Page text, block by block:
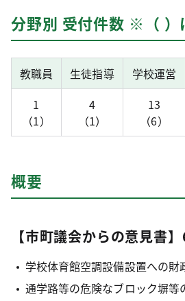
分野別 受付件数 ※（ ）
教職員 生徒指導 学校運営
1
（1）
4
（1）
13
（6）
概要
【市町議会からの意見書
学校体育館空調設備設置への財
通学路等の危険なブロック塀等